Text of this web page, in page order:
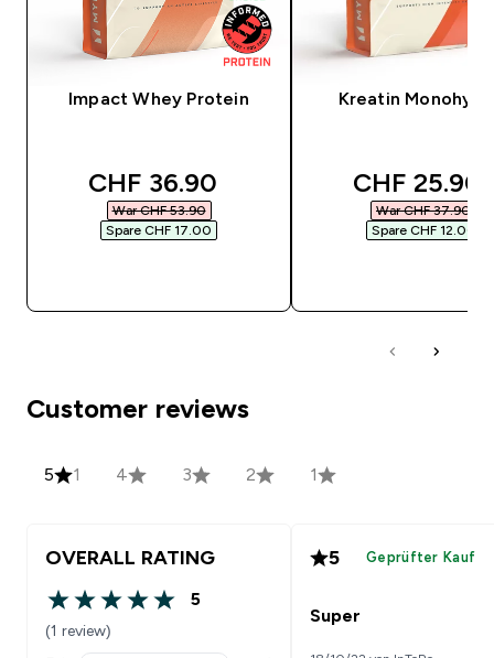
Impact Whey Protein
discounted price
CHF 36.90‎
War CHF 53.90‎
Spare CHF 17.00‎
Kreatin
discounted
CHF 25.90‎
War CHF 37.90‎
Spare CHF 12.00‎
Customer reviews
5 1 4 3 2 1
OVERALL RATING
5 out of 5 stars
5
(1 review)
5 Geprüfter Kauf
Super